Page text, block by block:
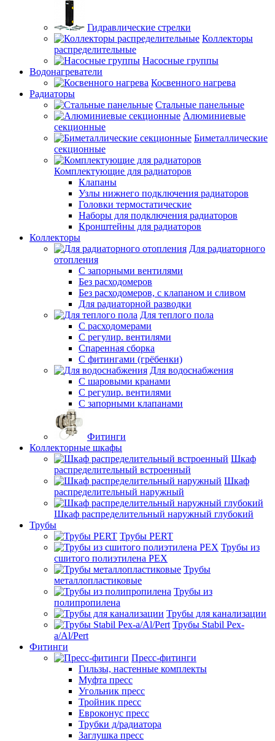
Гидравлические стрелки
Коллекторы
распределительные
Насосные группы
Водонагреватели
Косвенного нагрева
Радиаторы
Стальные панельные
Алюминиевые
секционные
Биметаллические
секционные
Комплектующие для радиаторов
Клапаны
Узлы нижнего подключения радиаторов
Головки термостатические
Наборы для подключения радиаторов
Кронштейны для радиаторов
Коллекторы
Для радиаторного
отопления
С запорными вентилями
Без расходомеров
Без расходомеров, с клапаном и сливом
Для радиаторной разводки
Для теплого пола
C расходомерами
С регулир. вентилями
Спаренная сборка
С фитингами (грёбенки)
Для водоснабжения
С шаровыми кранами
С регулир. вентилями
С запорными клапанами
Фитинги
Коллекторные шкафы
Шкаф
распределительный встроенный
Шкаф
распределительный наружный
Шкаф распределительный наружный глубокий
Трубы
Трубы PERT
Трубы из
сшитого полиэтилена PEX
Трубы
металлопластиковые
Трубы из
полипропилена
Трубы для канализации
Трубы Stabil Pex-
a/Al/Pert
Фитинги
Пресс-фитинги
Гильзы, настенные комплекты
Муфта пресс
Угольник пресс
Тройник пресс
Евроконус пресс
Трубки д/радиатора
Заглушка пресс